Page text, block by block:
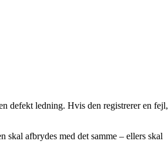
defekt ledning. Hvis den registrerer en fejl,
skal afbrydes med det samme – ellers skal